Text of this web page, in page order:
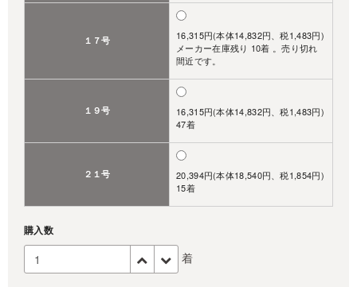
１７号
16,315円(本体14,832円、税1,483円)
メーカー在庫残り 10着 。売り切れ
間近です。
１９号
16,315円(本体14,832円、税1,483円)
47着
２１号
20,394円(本体18,540円、税1,854円)
15着
購入数
着